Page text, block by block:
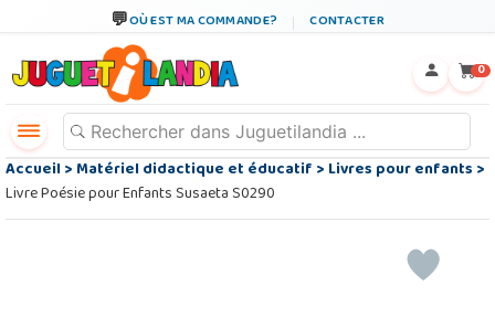
OÙ EST MA COMMANDE? CONTACTER
0
Accueil>Matériel didactique et éducatif>Livres pour enfants>
Livre Poésie pour Enfants Susaeta S0290